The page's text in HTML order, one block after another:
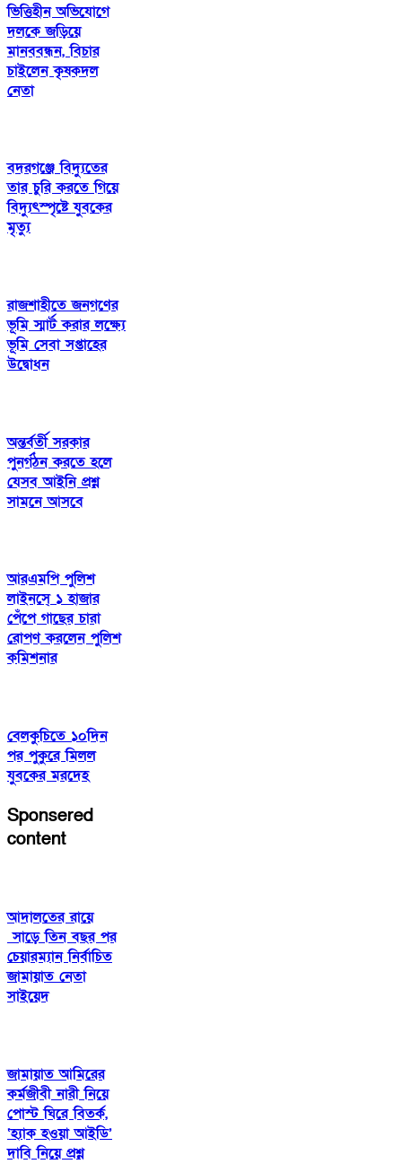
ভিত্তিহীন অভিযোগে
দলকে জড়িয়ে
মানববন্ধন, বিচার
চাইলেন কৃষকদল
নেতা
বদরগঞ্জে বিদ্যুতের
তার চুরি করতে গিয়ে
বিদ্যুৎস্পৃষ্টে যুবকের
মৃত্যু
রাজশাহীতে জনগণের
ভূমি স্মার্ট করার লক্ষ্যে
ভূমি সেবা সপ্তাহের
উদ্বোধন
অন্তর্বর্তী সরকার
পুনর্গঠন করতে হলে
যেসব আইনি প্রশ্ন
সামনে আসবে
আরএমপি পুলিশ
লাইনসে্ ১ হাজার
পেঁপে গাছের চারা
রোপণ করলেন পুলিশ
কমিশনার
বেলকুচিতে ১০দিন
পর পুকুরে মিলল
যুবকের মরদেহ
Sponsered
content
আদালতের রায়ে
সাড়ে তিন বছর পর
চেয়ারম্যান নির্বাচিত
জামায়াত নেতা
সাইয়েদ
জামায়াত আমিরের
কর্মজীবী নারী নিয়ে
পোস্ট ঘিরে বিতর্ক,
‘হ্যাক হওয়া আইডি’
দাবি নিয়ে প্রশ্ন